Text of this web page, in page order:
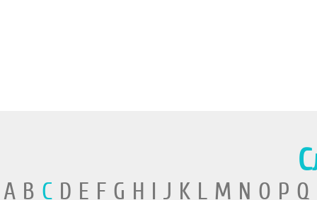
A B CD E F G H I J K L M N O P